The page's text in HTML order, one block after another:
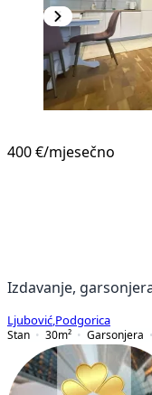
400 €/mjesečno
Izdavanje,
Ljubović Podgorica
Stan
30m² Garsonjera